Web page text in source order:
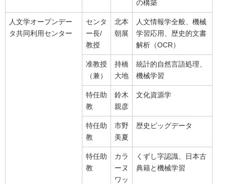
の構築
人文学オープンデー
タ共同利用センター
センタ
ー長/
教授
北本
朝展
人文情報学全般、機械
学習応用、歴史的文書
解析（OCR）
准教授
（兼）
持橋
大地
統計的自然言語処理、
機械学習
特任助
教
鈴木
親彦
文化資源学
特任助
教
市野
美夏
歴史ビッグデータ
特任助
教
カラ
ーヌ
ワッ
くずし字認識、日本古
典籍と機械学習